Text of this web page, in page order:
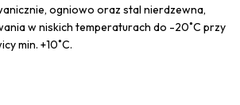
ogniowo oraz stal nierdzewna,
w niskich temperaturach do -20˚C przy
min. +10˚C.